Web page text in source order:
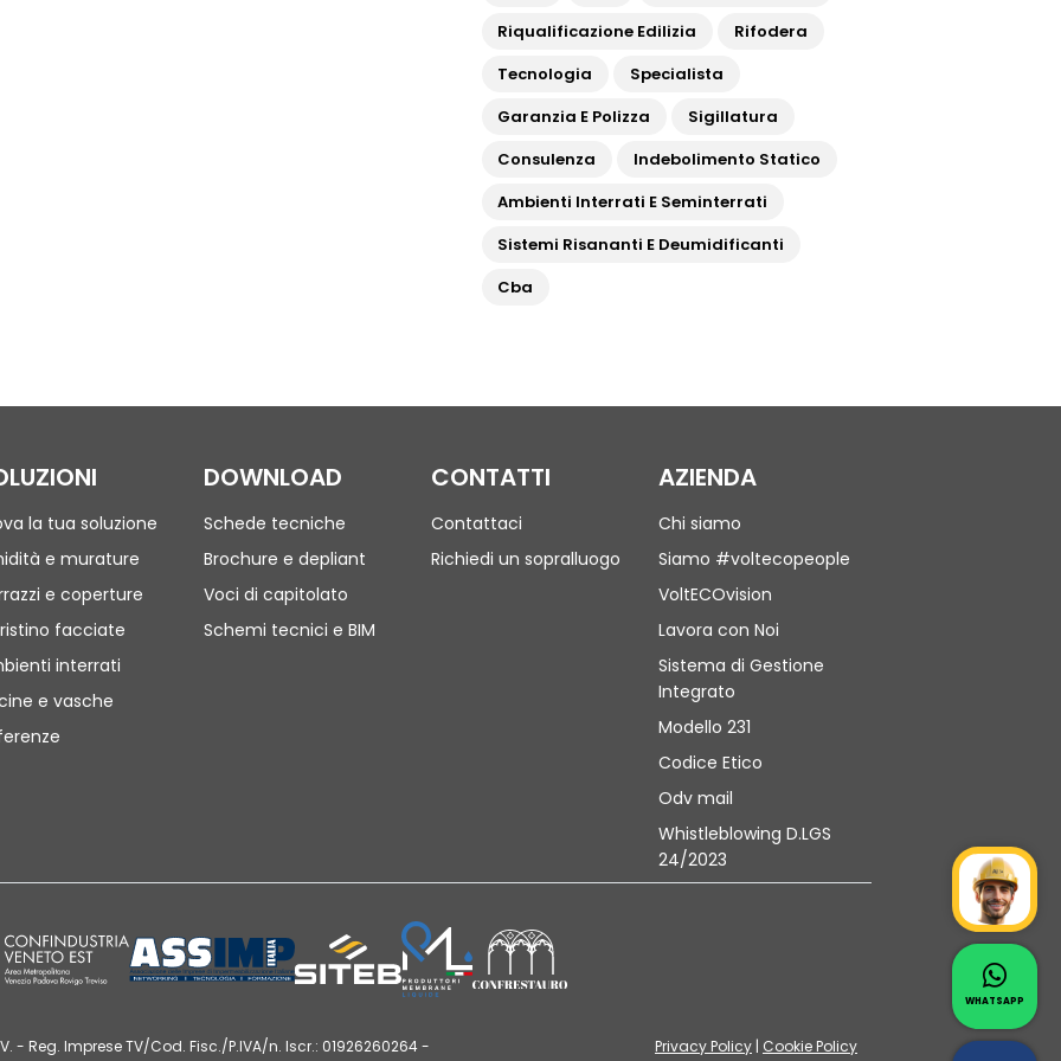
Riqualificazione Edilizia
Rifodera
Tecnologia
Specialista
Garanzia E Polizza
Sigillatura
Consulenza
Indebolimento Statico
Ambienti Interrati E Seminterrati
Sistemi Risananti E Deumidificanti
Cba
la tua soluzione
e murature
e coperture
facciate
interrati
e vasche
DOWNLOAD
Schede tecniche
Brochure e depliant
Voci di capitolato
Schemi tecnici e BIM
CONTATTI
Contattaci
Richiedi un sopralluogo
AZIENDA
Chi siamo
Siamo #voltecopeople
VoltECOvision
Lavora con Noi
Sistema di Gestione
Integrato
Modello 231
Codice Etico
Odv mail
Whistleblowing D.LGS
24/2023
- Reg. Imprese TV/Cod. Fisc./P.IVA/n. Iscr.: 01926260264 -
Privacy Policy | Cookie Policy
Mr
WHATSAPP